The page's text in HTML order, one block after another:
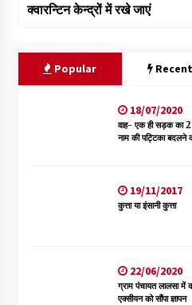
क्वारन्टिन केन्द्रों में रखे जाएं
Popular Recent
18/07/2020
वाह- एक ही सड़क का 2
नाम की पट्टिका बदलने
19/11/2017
कुत्ता या इंसानी कुत्ता
22/06/2020
ग्राम पंचायत लालसा में
एक्सीयन को सौंपा ज्ञापन